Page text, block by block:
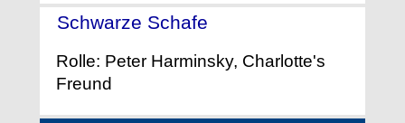
Schwarze Schafe
Rolle: Peter Harminsky, Charlotte's
Freund